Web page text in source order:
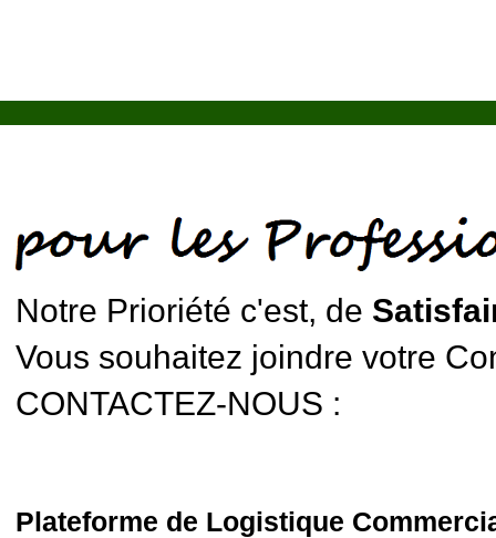
Notre Prioriété c'est, de
Vous souhaitez joindre votre
CONTACTEZ-NOUS :
Plateforme de Logistique